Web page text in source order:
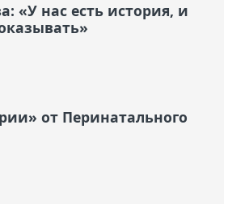
«У нас есть история, и
от Перинатального